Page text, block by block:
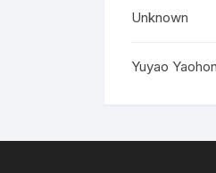
Unknown
Yuyao